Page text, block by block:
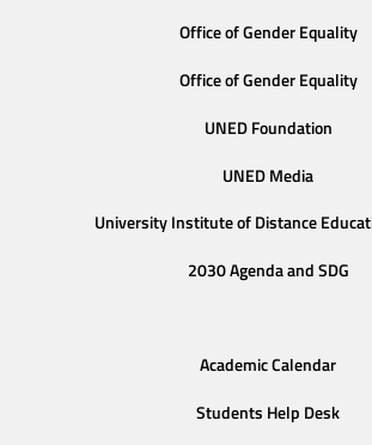
Office of Gender Equality
Office of Gender Equality
UNED Foundation
UNED Media
University Institute of Distance
2030 Agenda and SDG
Academic Calendar
Students Help Desk